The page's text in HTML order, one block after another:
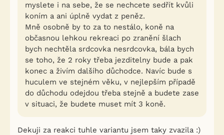
myslete i na sebe, že se nechcete sedřít kvůli
koním a ani úplně vydat z peněz.
Mně osobně by to za to nestálo, koně na
občasnou lehkou rekreaci po zranění šlach
bych nechtěla srdcovka nesrdcovka, bála bych
se toho, že 2 roky třeba jezditelny bude a pak
konec a živím dalšího důchodce. Navíc bude s
huculem ve stejném věku, v nejlepším případě
do důchodu odejdou třeba stejně a budete zase
v situaci, že budete muset mít 3 koně.
Dekuji za reakci tuhle variantu jsem taky zvazila :)